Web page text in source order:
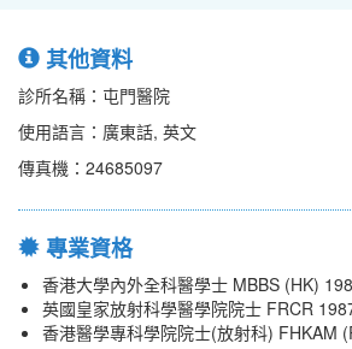
其他資料
診所名稱：屯門醫院
使用語言：廣東話, 英文
傳真機：24685097
專業資格
香港大學內外全科醫學士 MBBS (HK)
英國皇家放射科學醫學院院士 FRCR
香港醫學專科學院院士(放射科) FHKAM